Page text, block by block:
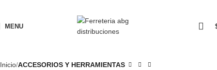
MENU
Inicio ACCESORIOS Y HERRAMIENTAS